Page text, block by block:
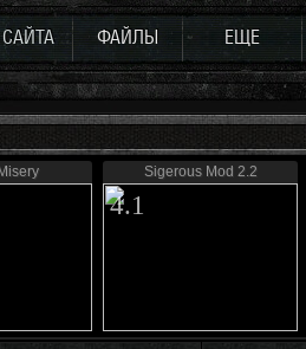
ФАЙЛЫ ЕЩЕ
Sigerous Mod 2.2
4.1